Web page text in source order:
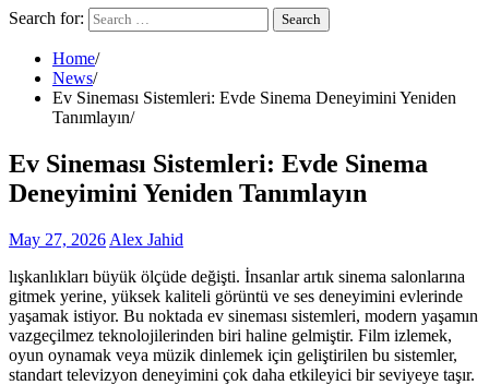
Search for:
Home
News
Ev Sineması Sistemleri: Evde Sinema Deneyimini Yeniden
Tanımlayın
Ev Sineması Sistemleri: Evde Sinema
Deneyimini Yeniden Tanımlayın
May 27, 2026 Alex Jahid
lışkanlıkları büyük ölçüde değişti. İnsanlar artık sinema salonlarına
gitmek yerine, yüksek kaliteli görüntü ve ses deneyimini evlerinde
yaşamak istiyor. Bu noktada ev sineması sistemleri, modern yaşamın
vazgeçilmez teknolojilerinden biri haline gelmiştir. Film izlemek,
oyun oynamak veya müzik dinlemek için geliştirilen bu sistemler,
standart televizyon deneyimini çok daha etkileyici bir seviyeye taşır.